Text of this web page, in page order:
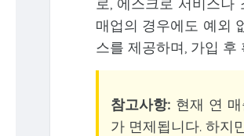
로, 에스크로 서비스나
매업의 경우에도 예외
스를 제공하며, 가입 후
참고사항: 현재 연
가 면제됩니다. 하지